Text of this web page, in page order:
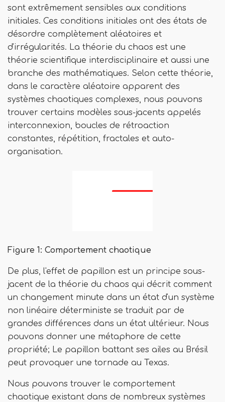
sont extrêmement sensibles aux conditions
initiales. Ces conditions initiales ont des états de
désordre complètement aléatoires et
d'irrégularités. La théorie du chaos est une
théorie scientifique interdisciplinaire et aussi une
branche des mathématiques. Selon cette théorie,
dans le caractère aléatoire apparent des
systèmes chaotiques complexes, nous pouvons
trouver certains modèles sous-jacents appelés
interconnexion, boucles de rétroaction
constantes, répétition, fractales et auto-
organisation.
Figure 1: Comportement chaotique
De plus, l'effet de papillon est un principe sous-
jacent de la théorie du chaos qui décrit comment
un changement minute dans un état d'un système
non linéaire déterministe se traduit par de
grandes différences dans un état ultérieur. Nous
pouvons donner une métaphore de cette
propriété; Le papillon battant ses ailes au Brésil
peut provoquer une tornade au Texas.
Nous pouvons trouver le comportement
chaotique existant dans de nombreux systèmes